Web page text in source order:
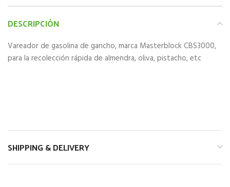
DESCRIPCIÓN
Vareador de gasolina de gancho, marca Masterblock CBS3000,
para la recolección rápida de almendra, oliva, pistacho, etc
SHIPPING & DELIVERY